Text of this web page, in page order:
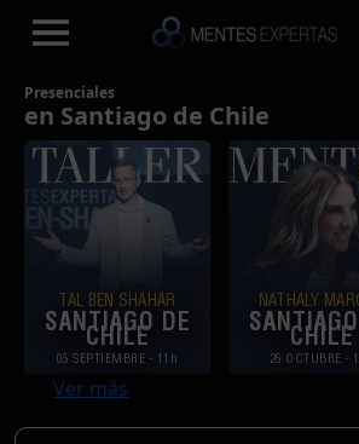
Presenciales
en Santiago de Chile
TAL BEN SHAHAR
SANTIAGO DE
CHILE
05 SEPTIEMBRE - 11h
NATHALY
CHILE
26 OCTUBRE-
Ver más